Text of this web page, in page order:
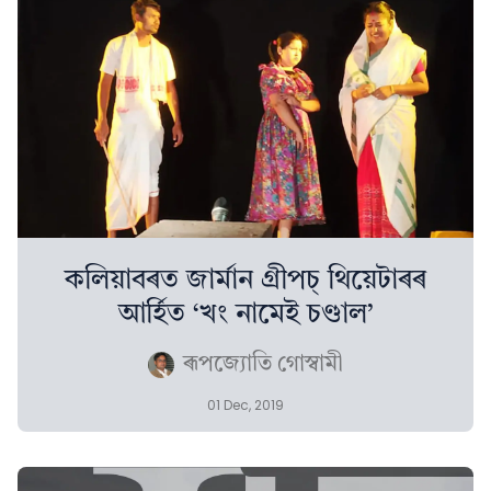
কলিয়াবৰত জাৰ্মান গ্ৰীপচ্ থিয়েটাৰৰ
আৰ্হিত ‘খং নামেই চণ্ডাল’
ৰূপজ্যোতি গোস্বামী
01 Dec, 2019